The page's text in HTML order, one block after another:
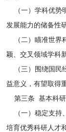
（一）学科优势
发展能力的储备性
（二）瞄准世界
颖、交叉领域学科
（三）围绕国民
益意义，有望取得
第三条 基本科研
（一）稳定支持
培育优秀科研人才